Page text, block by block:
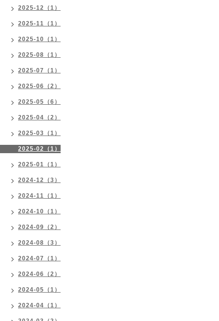
2025-12（1）
2025-11（1）
2025-10（1）
2025-08（1）
2025-07（1）
2025-06（2）
2025-05（6）
2025-04（2）
2025-03（1）
2025-02（1）
2025-01（1）
2024-12（3）
2024-11（1）
2024-10（1）
2024-09（2）
2024-08（3）
2024-07（1）
2024-06（2）
2024-05（1）
2024-04（1）